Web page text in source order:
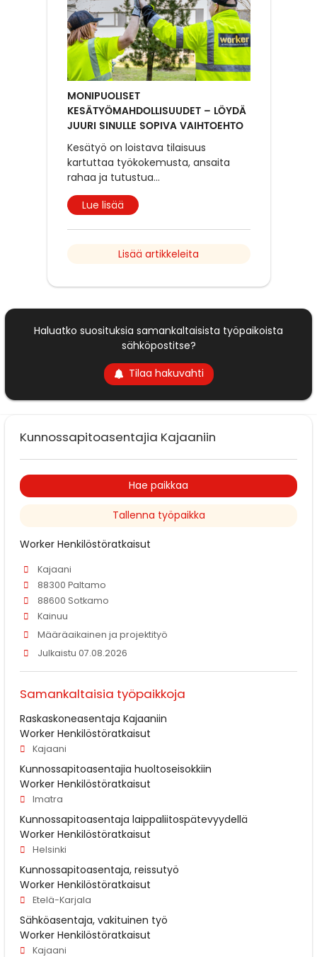
MONIPUOLISET
KESÄTYÖMAHDOLLISUUDET – LÖYDÄ
JUURI SINULLE SOPIVA VAIHTOEHTO
Kesätyö on loistava tilaisuus
kartuttaa työkokemusta, ansaita
rahaa ja tutustua...
Lue lisää
Lisää artikkeleita
Haluatko suosituksia samankaltaisista työpaikoista
sähköpostitse?
Tilaa hakuvahti
Kunnossapitoasentajia Kajaaniin
Hae paikkaa
Tallenna työpaikka
Worker Henkilöstöratkaisut
Kajaani
88300 Paltamo
88600 Sotkamo
Kainuu
Määräaikainen ja projektityö
Julkaistu 07.08.2026
Samankaltaisia työpaikkoja
Raskaskoneasentaja Kajaaniin
Worker Henkilöstöratkaisut
Kajaani
Kunnossapitoasentajia huoltoseisokkiin
Worker Henkilöstöratkaisut
Imatra
Kunnossapitoasentaja laippaliitospätevyydellä
Worker Henkilöstöratkaisut
Helsinki
Kunnossapitoasentaja, reissutyö
Worker Henkilöstöratkaisut
Etelä-Karjala
Sähköasentaja, vakituinen työ
Worker Henkilöstöratkaisut
Kajaani